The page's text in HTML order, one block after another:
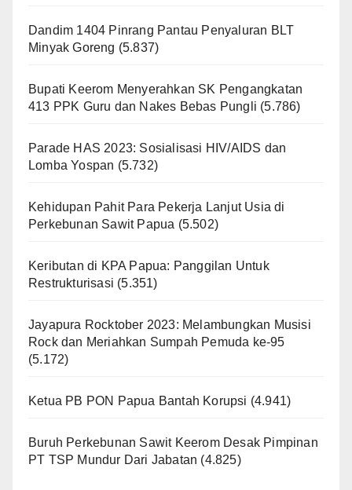
Dandim 1404 Pinrang Pantau Penyaluran BLT
Minyak Goreng (5.837)
Bupati Keerom Menyerahkan SK Pengangkatan
413 PPK Guru dan Nakes Bebas Pungli (5.786)
Parade HAS 2023: Sosialisasi HIV/AIDS dan
Lomba Yospan (5.732)
Kehidupan Pahit Para Pekerja Lanjut Usia di
Perkebunan Sawit Papua (5.502)
Keributan di KPA Papua: Panggilan Untuk
Restrukturisasi (5.351)
Jayapura Rocktober 2023: Melambungkan Musisi
Rock dan Meriahkan Sumpah Pemuda ke-95
(5.172)
Ketua PB PON Papua Bantah Korupsi (4.941)
Buruh Perkebunan Sawit Keerom Desak Pimpinan
PT TSP Mundur Dari Jabatan (4.825)